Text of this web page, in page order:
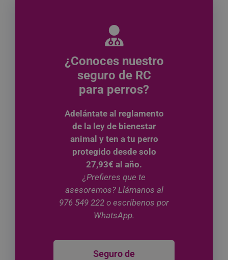
¿Conoces nuestro
seguro de RC
para perros?
Adelántate al reglamento
de la ley de bienestar
animal y ten a tu perro
protegido desde solo
27,93€ al año.
¿Prefieres que te
asesoremos? Llámanos al
976 549 222 o escríbenos por
WhatsApp.
Seguro de